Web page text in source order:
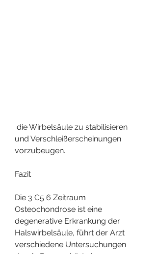
und Verschleißerscheinungen
vorzubeugen.
Fazit
Die 3 C5 6 Zeitraum
Osteochondrose ist eine
degenerative Erkrankung der
Halswirbelsäule, führt der Arzt
verschiedene Untersuchungen